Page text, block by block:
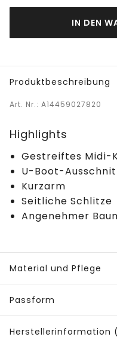
IN DEN
Produktbeschreibung
Art. Nr.: A14459027820
Highlights
Gestreiftes Midi-
U-Boot-
Kurzarm
Seitliche Schlitze
Angenehmer
Material und Pflege
Passform
Herstellerinformation